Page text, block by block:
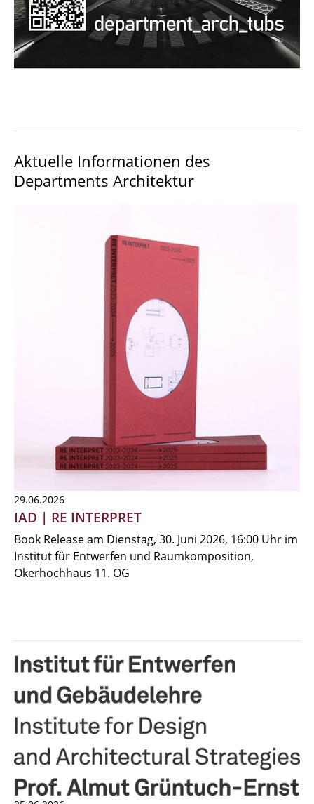
Aktuelle Informationen des
Departments Architektur
29.06.2026
IAD | RE INTERPRET
Book Release am Dienstag, 30. Juni 2026, 16:00 Uhr im
Institut für Entwerfen und Raumkomposition,
Okerhochhaus 11. OG